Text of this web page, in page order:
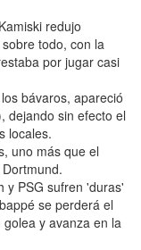
redujo
todo, con la
por jugar casi
bávaros, apareció
dejando sin efecto el
locales.
uno más que el
y PSG sufren 'duras'
se perderá el
y avanza en la